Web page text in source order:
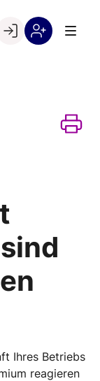
Ihres Betriebs
reagieren